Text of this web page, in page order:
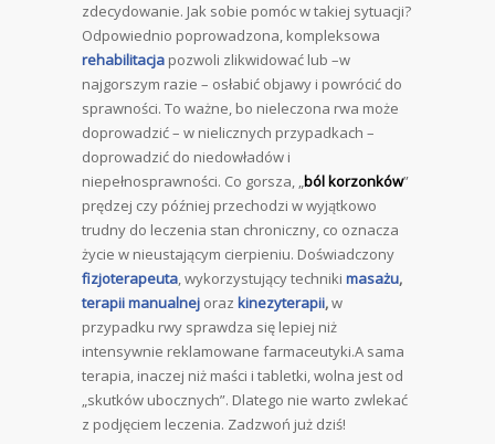
zdecydowanie. Jak sobie pomóc w takiej sytuacji?
Odpowiednio poprowadzona, kompleksowa
rehabilitacja pozwoli zlikwidować lub –w
najgorszym razie – osłabić objawy i powrócić do
sprawności. To ważne, bo nieleczona rwa może
doprowadzić – w nielicznych przypadkach –
doprowadzić do niedowładów i
niepełnosprawności. Co gorsza, „ból korzonków”
prędzej czy później przechodzi w wyjątkowo
trudny do leczenia stan chroniczny, co oznacza
życie w nieustającym cierpieniu. Doświadczony
fizjoterapeuta, wykorzystujący techniki masażu,
terapii manualnej oraz kinezyterapii,w
przypadku rwy sprawdza się lepiej niż
intensywnie reklamowane farmaceutyki.A sama
terapia, inaczej niż maści i tabletki, wolna jest od
„skutków ubocznych”. Dlatego nie warto zwlekać
z podjęciem leczenia. Zadzwoń już dziś!